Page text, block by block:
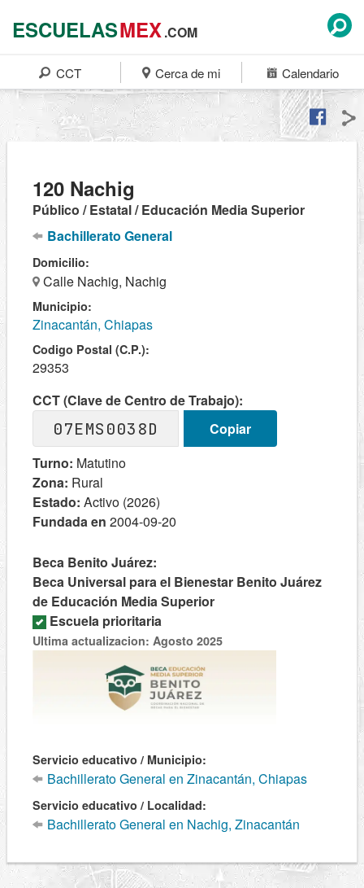
ESCUELASMEX.COM
CCT Cerca de mi Calendario
120 Nachig
Público / Estatal / Educación Media Superior
Bachillerato General
Domicilio:
Calle Nachig, Nachig
Municipio:
Zinacantán, Chiapas
Codigo Postal (C.P.):
29353
CCT (Clave de Centro de Trabajo):
07EMS0038D
Copiar
Turno: Matutino
Zona: Rural
Estado: Activo (2026)
Fundada en 2004-09-20
Beca Benito Juárez:
Beca Universal para el Bienestar Benito Juárez
de Educación Media Superior
Escuela prioritaria
Ultima actualizacion: Agosto 2025
Servicio educativo / Municipio:
Bachillerato General en Zinacantán, Chiapas
Servicio educativo / Localidad:
Bachillerato General en Nachig, Zinacantán